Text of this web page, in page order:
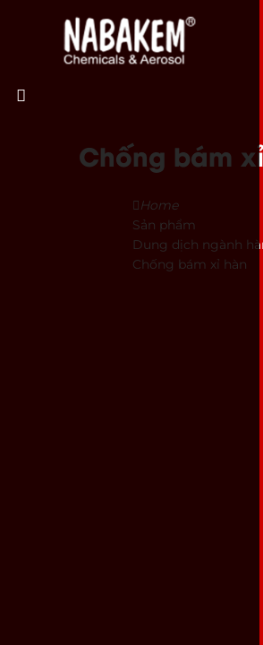
Chống bám
Home
Sản phẩm
Dung dịch ngành
Chống bám xỉ hàn